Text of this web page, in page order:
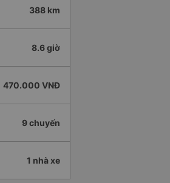
388 km
8.6 giờ
470.000 VNĐ
9 chuyến
1 nhà xe